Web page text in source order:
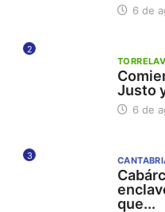
6 de
2
Justo
6 de
3
que...